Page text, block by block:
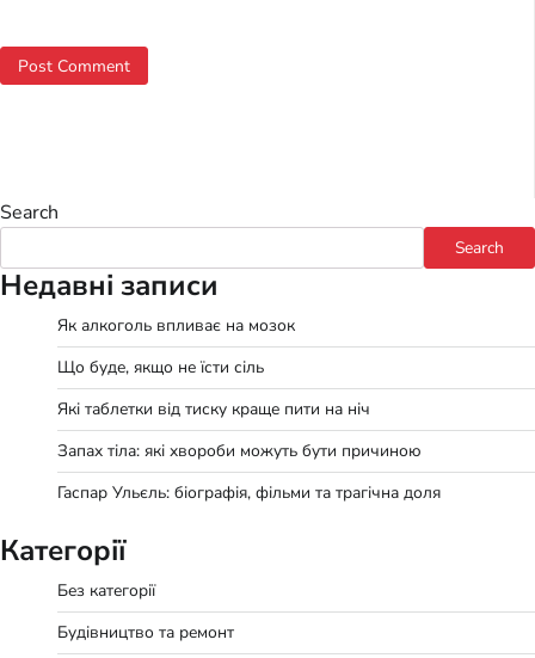
Search
Search
Недавні записи
Як алкоголь впливає на мозок
Що буде, якщо не їсти сіль
Які таблетки від тиску краще пити на ніч
Запах тіла: які хвороби можуть бути причиною
Гаспар Ульєль: біографія, фільми та трагічна доля
Категорії
Без категорії
Будівництво та ремонт